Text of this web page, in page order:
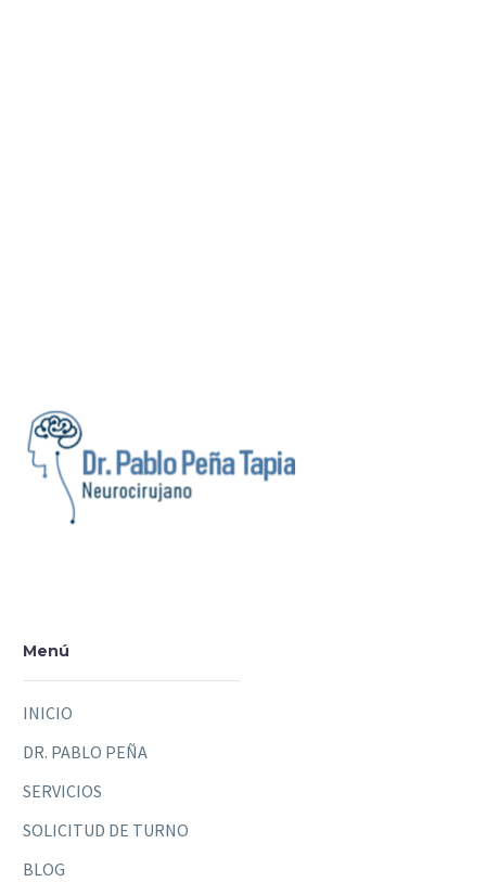
Menú
INICIO
DR. PABLO PEÑA
SERVICIOS
SOLICITUD DE TURNO
BLOG